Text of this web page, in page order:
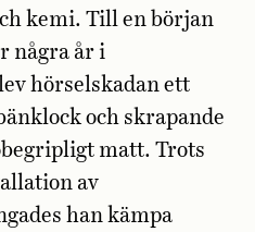
kemi. Till en början
några år i
hörselskadan ett
och skrapande
matt. Trots
av
han kämpa